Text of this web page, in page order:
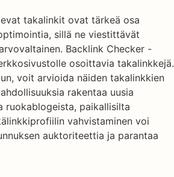
takalinkit ovat tärkeä osa
sillä ne viestittävät
Backlink Checker -
osoittavia takalinkkejä.
voit arvioida näiden takalinkkien
rakentaa uusia
ruokablogeista, paikallisilta
vahvistaminen voi
auktoriteettia ja parantaa